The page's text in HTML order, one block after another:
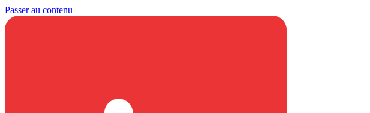
Passer au contenu